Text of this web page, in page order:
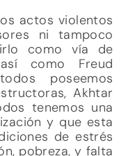
actos violentos
ni tampoco
como vía de
como Freud
poseemos
Akhtar
tenemos una
y que esta
de estrés
pobreza, y falta